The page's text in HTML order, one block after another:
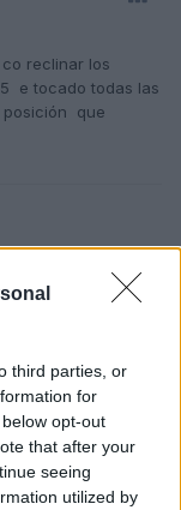
third parties, or
for
opt-out
that after your
seeing
utilized by
reclinar los
e tocado todas las
posición que